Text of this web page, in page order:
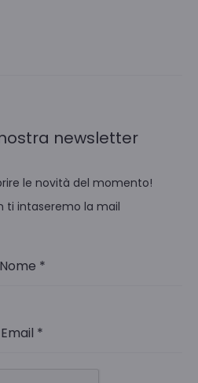
newsletter
le novità del momento!
ti intaseremo la mail
Nome *
Email *